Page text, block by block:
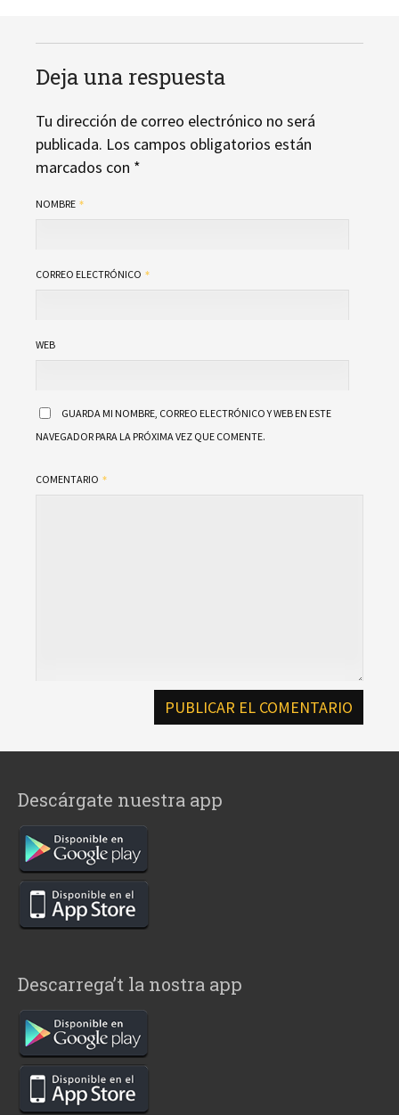
Deja una respuesta
Tu dirección de correo electrónico no será
publicada. Los campos obligatorios están
marcados con *
NOMBRE
CORREO ELECTRÓNICO
WEB
GUARDA MI NOMBRE, CORREO ELECTRÓNICO Y WEB EN ESTE
NAVEGADOR PARA LA PRÓXIMA VEZ QUE COMENTE.
COMENTARIO
Descárgate nuestra app
Descarrega’t la nostra app